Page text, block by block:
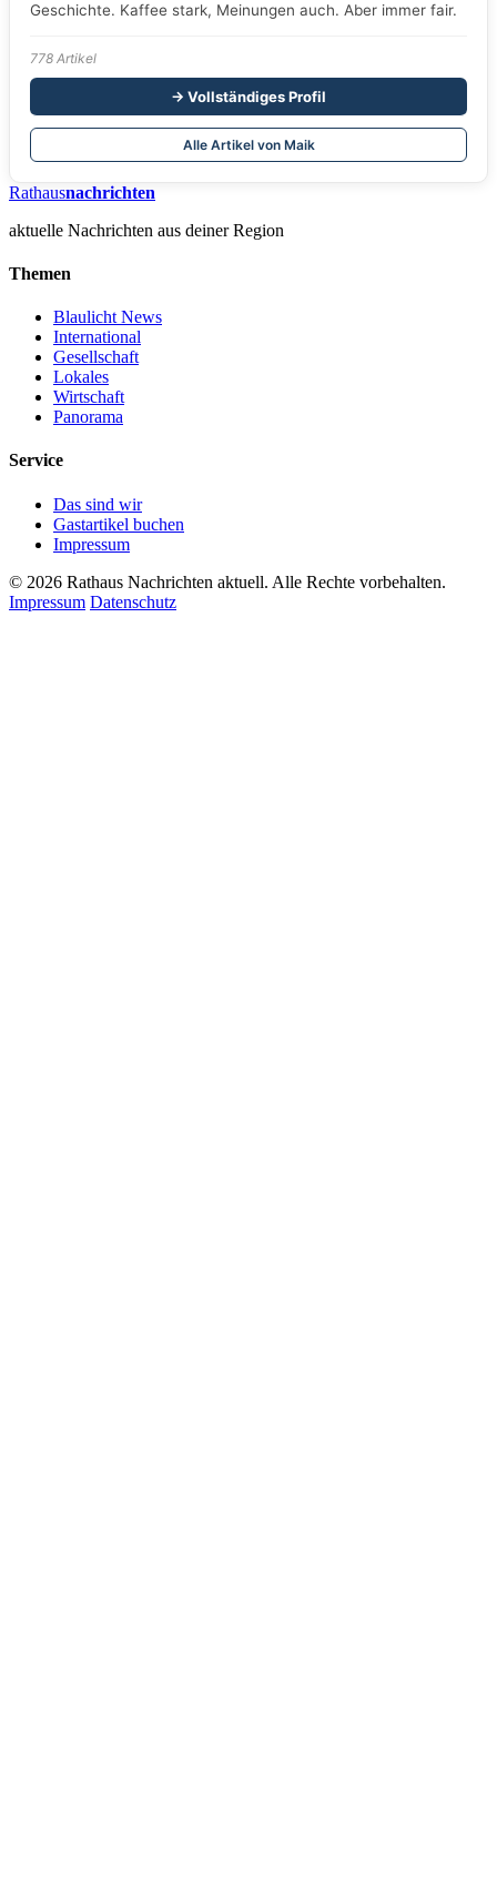
Geschichte. Kaffee stark, Meinungen auch. Aber immer fair.
778 Artikel
→ Vollständiges Profil
Alle Artikel von Maik
Rathausnachrichten
aktuelle Nachrichten aus deiner Region
Themen
Blaulicht News
International
Gesellschaft
Lokales
Wirtschaft
Panorama
Service
Das sind wir
Gastartikel buchen
Impressum
© 2026 Rathaus Nachrichten aktuell. Alle Rechte vorbehalten.
Impressum Datenschutz